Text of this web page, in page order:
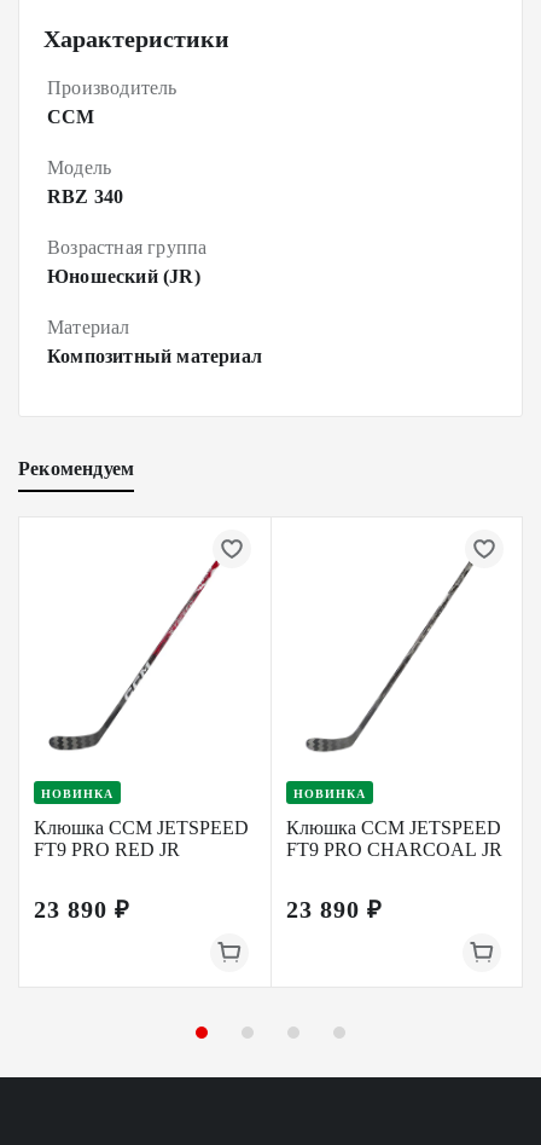
Характеристики
Производитель
CCM
Модель
RBZ 340
Возрастная группа
Юношеский (JR)
Материал
Композитный материал
Рекомендуем
НОВИНКА
Клюшка CCM JETSPEED
FT9 PRO RED JR
23 890 ₽
НОВИНКА
Клюшка CCM JETSPEED
FT9 PRO CHARCOAL JR
23 890 ₽